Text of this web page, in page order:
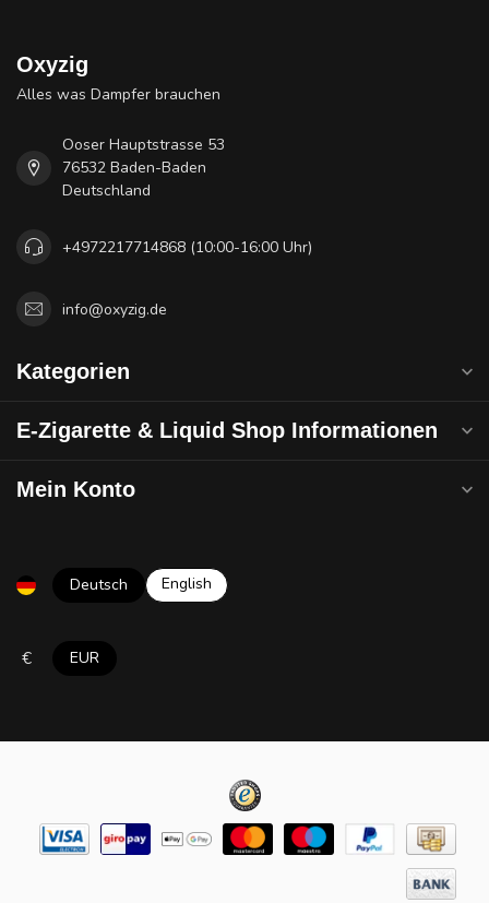
Oxyzig
Alles was Dampfer brauchen
Ooser Hauptstrasse 53
76532 Baden-Baden
Deutschland
+4972217714868 (10:00-16:00 Uhr)
info@oxyzig.de
Kategorien
E-Zigarette & Liquid Shop Informationen
Mein Konto
Deutsch English
€ EUR